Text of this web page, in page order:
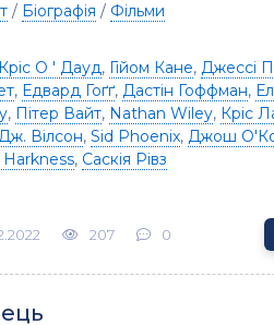
/ Біографія / Фільми
Кріс О ' Дауд, Гійом Кане, Джессі
, Едвард Гоґґ, Дастін Гоффман,
, Пітер Вайт, Nathan Wiley, Кріс
Вілсон, Sid Phoenix, Джош
, Саскія Рівз
207 0